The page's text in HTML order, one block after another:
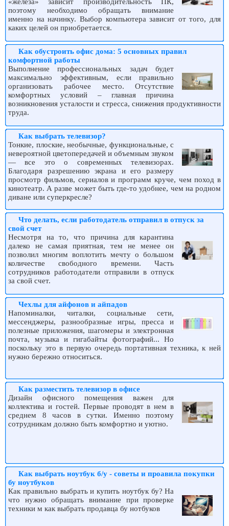
поэтому необходимо обращать внимание
именно на начинку. Выбор компьютера зависит от того, для
каких целей он приобретается.
Как обустроить офис дома: 5 основных правил
комфортной работы
Выполнение профессиональных задач будет
максимально эффективным, если правильно
организовать рабочее место. Отсутствие
комфортных условий – главная причина
возникновения усталости и стресса, снижения продуктивности
труда.
Как выбрать телевизор?
Тонкие, плоские, необычные, функциональные, с
невероятной цветопередачей и объемным звуком
— все это о современных телевизорах.
Благодаря разрешению экрана и его размеру
просмотр фильмов, сериалов и программ круче, чем поход в
кинотеатр. А разве может быть где-то удобнее, чем на родном
диване или суперкресле?
Что делать, если работодатель отправил в отпуск за
свой счет
Несмотря на то, что причина для карантина
далеко не самая приятная, тем не менее он
позволил многим воплотить мечту о большом
количестве свободного времени. Часть
сотрудников работодатели отправили в отпуск
за свой счет.
Чехлы для айфонов и айпадов
Напоминалки, читалки, социальные сети,
мессенджеры, разнообразные игры, пресса и
полезные приложения, шагомеры и электронная
почта, музыка и гигабайты фотографий... Но
поскольку это в первую очередь портативная техника, к ней
нужно бережно относиться.
Как разместить телевизор в офисе
Дизайн офисного помещения важен для
коллектива и гостей. Первые проводят в нем в
среднем 8 часов в сутки. Именно поэтому
сотрудникам должно быть комфортно и уютно.
Как выбрать ноутбук б/у - советы и проавила покупки
бу ноутбуков
Как правильно выбрать и купить ноутбук бу? На
что нужно обращать внимание при проверке
техники м как выбрать продавца бу нотбуков